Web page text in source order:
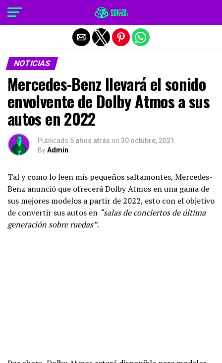
NOTICIAS
Mercedes-Benz llevará el sonido
envolvente de Dolby Atmos a sus
autos en 2022
Publicado 5 años atrás on 30 octubre, 2021
ByAdmin
Tal y como lo leen mis pequeños saltamontes, Mercedes-
Benz anunció que ofrecerá Dolby Atmos en una gama de
sus mejores modelos a partir de 2022, esto con el objetivo
de convertir sus autos en “salas de conciertos de última
generación sobre ruedas”.
Salir de la versión móvil